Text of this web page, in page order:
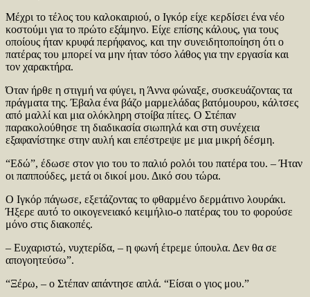
Μέχρι το τέλος του καλοκαιριού, ο Ιγκόρ είχε κερδίσει ένα νέο
κοστούμι για το πρώτο εξάμηνο. Είχε επίσης κάλους, για τους
οποίους ήταν κρυφά περήφανος, και την συνειδητοποίηση ότι ο
πατέρας του μπορεί να μην ήταν τόσο λάθος για την εργασία και
τον χαρακτήρα.
Όταν ήρθε η στιγμή να φύγει, η Άννα φώναξε, συσκευάζοντας τα
πράγματα της. Έβαλα ένα βάζο μαρμελάδας βατόμουρου, κάλτσες
από μαλλί και μια ολόκληρη στοίβα πίτες. Ο Στέπαν
παρακολούθησε τη διαδικασία σιωπηλά και στη συνέχεια
εξαφανίστηκε στην αυλή και επέστρεψε με μια μικρή δέσμη.
“Εδώ”, έδωσε στον γιο του το παλιό ρολόι του πατέρα του. – Ήταν
οι παππούδες, μετά οι δικοί μου. Δικό σου τώρα.
Ο Ιγκόρ πάγωσε, εξετάζοντας το φθαρμένο δερμάτινο λουράκι.
Ήξερε αυτό το οικογενειακό κειμήλιο-ο πατέρας του το φορούσε
μόνο στις διακοπές.
– Ευχαριστώ, νυχτερίδα, – η φωνή έτρεμε ύπουλα. Δεν θα σε
απογοητεύσω”.
“Ξέρω, – ο Στέπαν απάντησε απλά. “Είσαι ο γιος μου.”